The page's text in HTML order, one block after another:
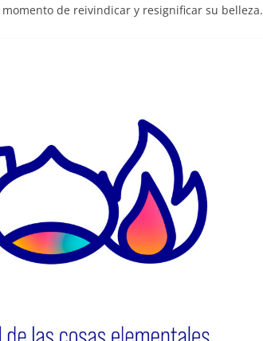
de reivindicar y resignificar su belleza.